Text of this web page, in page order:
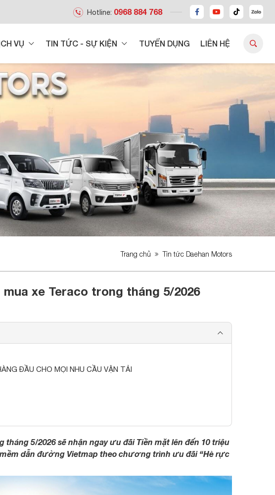
Hotline: 0968 884 768
VỤ TIN TỨC - SỰ KIỆN TUYỂN DỤNG LIÊN HỆ
Trang chủ Tin tức Daehan Motors
xe Teraco trong tháng 5/2026
ĐẦU CHO MỌI NHU CẦU VẬN TẢI
tháng 5/2026 sẽ nhận ngay ưu đãi Tiền mặt lên đến 10 triệu
dẫn đường Vietmap theo chương trình ưu đãi “Hè rực